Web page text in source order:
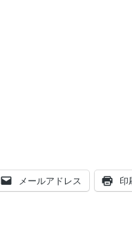
メールアドレス 印